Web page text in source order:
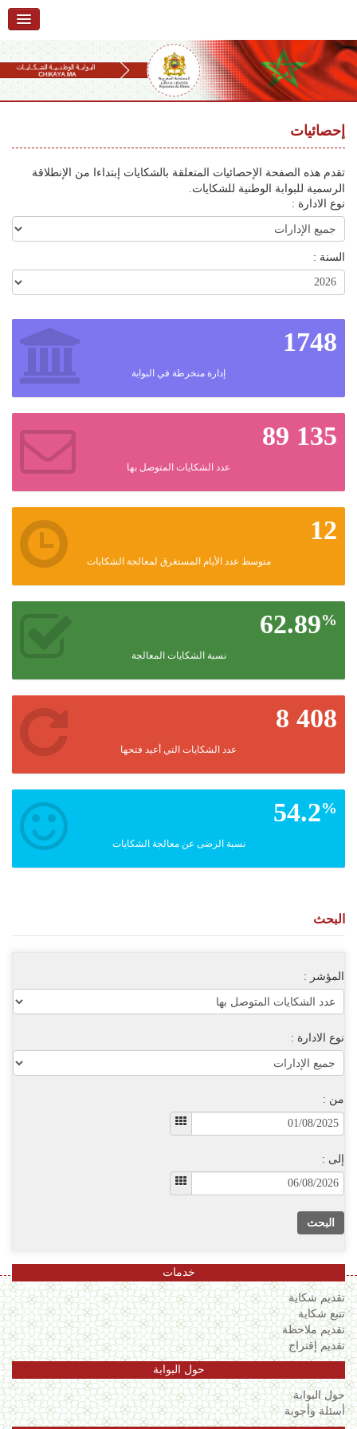
الرئيسية
حول البوابة
تقديم شكاية
تتبع شكاية
تقديم ملاحظة
تقديم إقتراح
أسئلة وأجوبة
إحصائيات
أرقام الشكايات
Français
العربية
navigation
content
إحصائيات
تقدم هذه الصفحة الإحصائيات المتعلقة بالشكايات إبتداءا من الإنطلاقة
الرسمية للبوابة الوطنية للشكايات.
نوع الادارة :
السنة :
1748
إدارة منخرطة في البوابة
89 135
عدد الشكايات المتوصل بها
12
متوسط عدد الأيام المستغرق لمعالجة الشكايات
62.89%
نسبة الشكايات المعالجة
8 408
عدد الشكايات التي أعيد فتحها
54.2%
نسبة الرضى عن معالجة الشكايات
البحث
المؤشر :
نوع الادارة :
من :
إلى :
البحث
خدمات
تقديم شكاية
تتبع شكاية
تقديم ملاحظة
تقديم إقتراح
حول البوابة
حول البوابة
أسئلة وأجوبة